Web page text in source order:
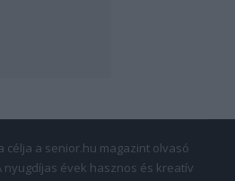
célja a senior.hu magazint olvasó
nyugdíjas évek hasznos és kreatív